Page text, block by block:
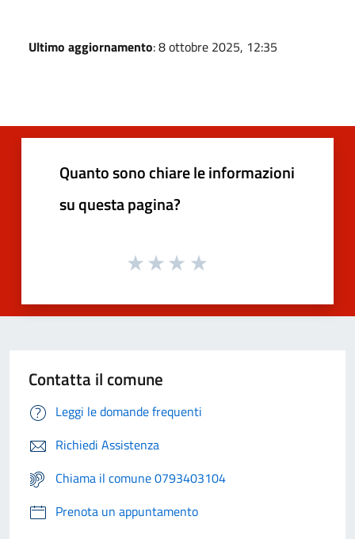
Ultimo aggiornamento: 8 ottobre 2025, 12:35
Quanto sono chiare le informazioni
su questa pagina?
Contatta il comune
Leggi le domande frequenti
Richiedi Assistenza
Chiama il comune 0793403104
Prenota un appuntamento